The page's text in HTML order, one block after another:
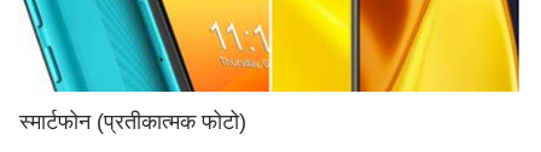
स्मार्टफोन (प्रतीकात्मक फोटो)